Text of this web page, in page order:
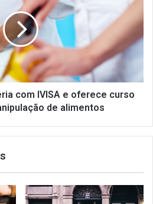
com IVISA e oferece curso
de alimentos